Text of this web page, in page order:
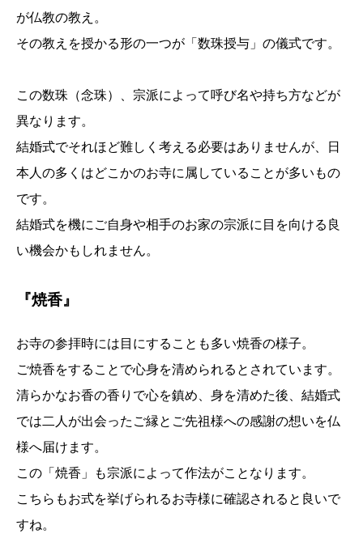
が仏教の教え。
その教えを授かる形の一つが「数珠授与」の儀式です。
この数珠（念珠）、宗派によって呼び名や持ち方などが
異なります。
結婚式でそれほど難しく考える必要はありませんが、日
本人の多くはどこかのお寺に属していることが多いもの
です。
結婚式を機にご自身や相手のお家の宗派に目を向ける良
い機会かもしれません。
『焼香』
お寺の参拝時には目にすることも多い焼香の様子。
ご焼香をすることで心身を清められるとされています。
清らかなお香の香りで心を鎮め、身を清めた後、結婚式
では二人が出会ったご縁とご先祖様への感謝の想いを仏
様へ届けます。
この「焼香」も宗派によって作法がことなります。
こちらもお式を挙げられるお寺様に確認されると良いで
すね。